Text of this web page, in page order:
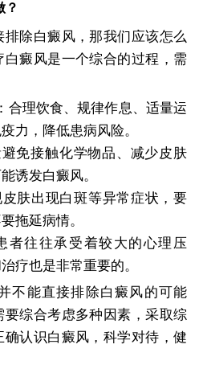
？
除白癜风，那我们应该怎么
癜风是一个综合的过程，需
合理饮食、规律作息、适量运
力，降低患病风险。
避免接触化学物品、减少皮肤
诱发白癜风。
皮肤出现白斑等异常症状，要
拖延病情。
者往往承受着较大的心理压
疗也是非常重要的。
不能直接排除白癜风的可能
综合考虑多种因素，采取综
认识白癜风，科学对待，健